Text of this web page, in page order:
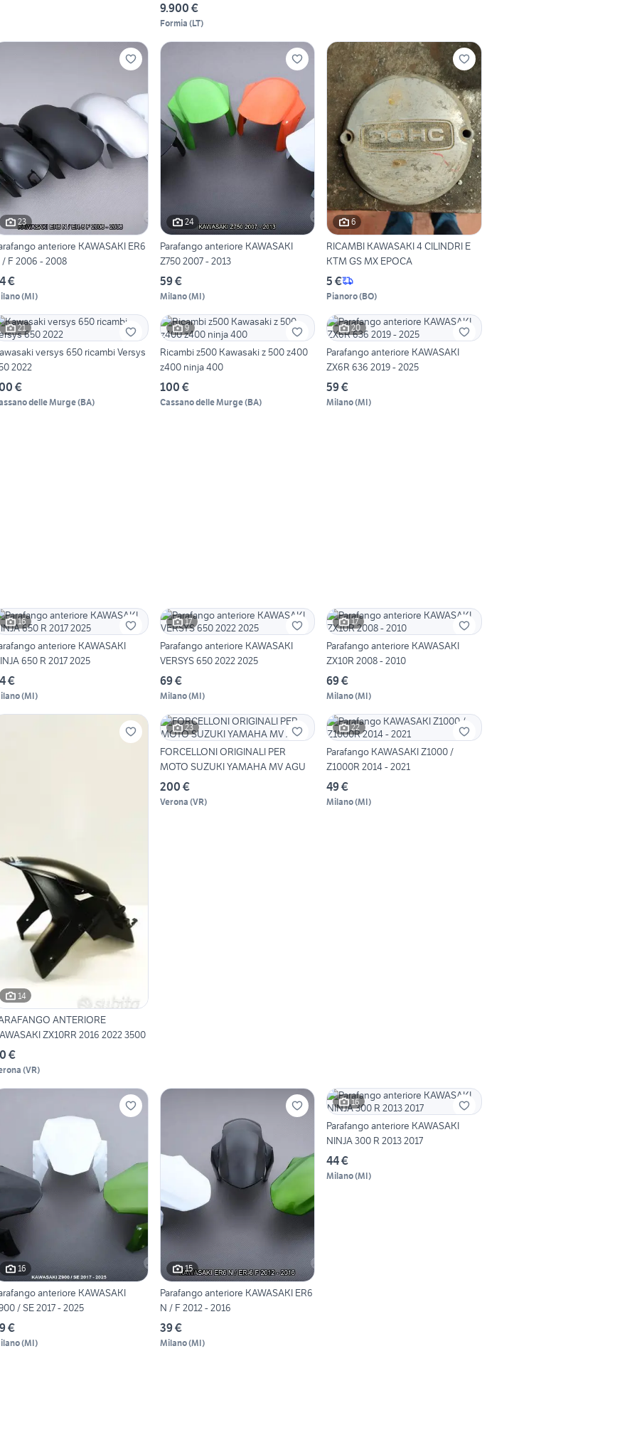
9.900 €
Formia (LT)
23
anteriore KAWASAKI ER6
/ F 2006 - 2008
€
(MI)
24
Parafango anteriore KAWASAKI
Z750 2007 - 2013
59 €
Milano(MI)
6
RICAMBI KAWASAKI 4 CILINDRI E
KTM GS MX EPOCA
5 €
Pianoro(BO)
21
versys 650 ricambi Versys
2022
€
delle Murge(BA)
9
Ricambi z500 Kawasaki z 500 z400
z400 ninja 400
100 €
Cassano delle Murge(BA)
20
Parafango anteriore KAWASAKI
ZX6R 636 2019 - 2025
59 €
Milano(MI)
16
anteriore KAWASAKI
650 R 2017 2025
€
(MI)
17
Parafango anteriore KAWASAKI
VERSYS 650 2022 2025
69 €
Milano(MI)
17
Parafango anteriore KAWASAKI
ZX10R 2008 - 2010
69 €
Milano(MI)
14
ANTERIORE
ZX10RR 2016 2022 3500
€
(VR)
23
FORCELLONI ORIGINALI PER
MOTO SUZUKI YAMAHA MV AGU
200 €
Verona (VR)
22
Parafango KAWASAKI Z1000 /
Z1000R 2014 - 2021
49 €
Milano(MI)
16
anteriore KAWASAKI
/ SE 2017 - 2025
€
(MI)
15
Parafango anteriore KAWASAKI ER6
N / F 2012 - 2016
39 €
Milano(MI)
16
Parafango anteriore KAWASAKI
NINJA 300 R 2013 2017
44 €
Milano(MI)